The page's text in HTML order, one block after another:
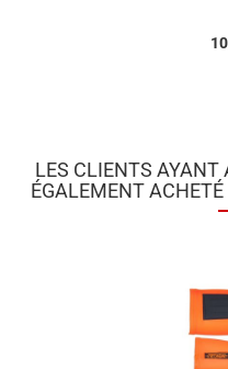
LES CLIENTS AYANT
ÉGALEMENT